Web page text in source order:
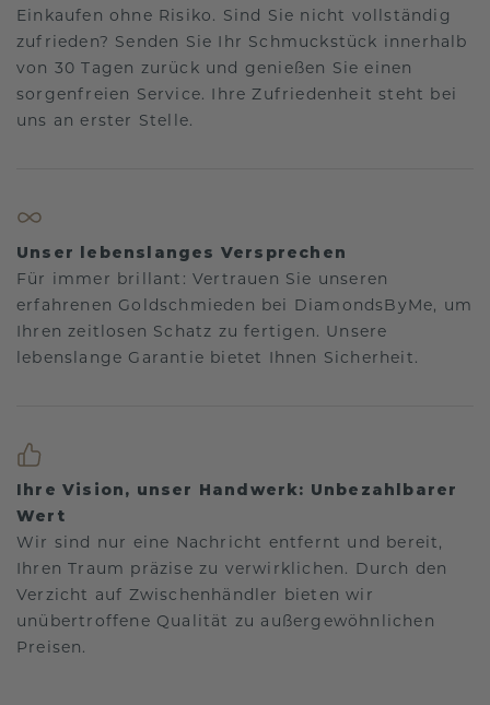
Einkaufen ohne Risiko. Sind Sie nicht vollständig
zufrieden? Senden Sie Ihr Schmuckstück innerhalb
von 30 Tagen zurück und genießen Sie einen
sorgenfreien Service. Ihre Zufriedenheit steht bei
uns an erster Stelle.
Unser lebenslanges Versprechen
Für immer brillant: Vertrauen Sie unseren
erfahrenen Goldschmieden bei DiamondsByMe, um
Ihren zeitlosen Schatz zu fertigen. Unsere
lebenslange Garantie bietet Ihnen Sicherheit.
Ihre Vision, unser Handwerk: Unbezahlbarer
Wert
Wir sind nur eine Nachricht entfernt und bereit,
Ihren Traum präzise zu verwirklichen. Durch den
Verzicht auf Zwischenhändler bieten wir
unübertroffene Qualität zu außergewöhnlichen
Preisen.